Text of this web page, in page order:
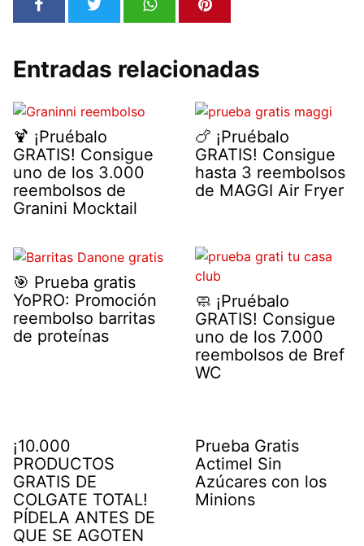
Entradas relacionadas
🍹 ¡Pruébalo
GRATIS! Consigue
uno de los 3.000
reembolsos de
Granini Mocktail
🍗 ¡Pruébalo
GRATIS! Consigue
hasta 3 reembolsos
de MAGGI Air Fryer
🎯 Prueba gratis
YoPRO: Promoción
reembolso barritas
de proteínas
🧼 ¡Pruébalo
GRATIS! Consigue
uno de los 7.000
reembolsos de Bref
WC
¡10.000
PRODUCTOS
GRATIS DE
COLGATE TOTAL!
PÍDELA ANTES DE
QUE SE AGOTEN
Prueba Gratis
Actimel Sin
Azúcares con los
Minions